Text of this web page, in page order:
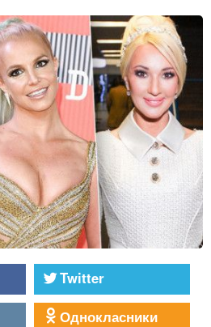
Twitter
Однокласники